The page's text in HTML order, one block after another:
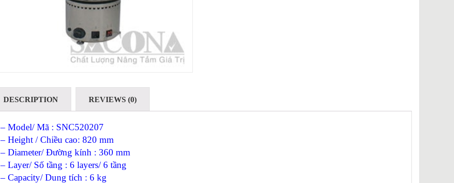
DESCRIPTION REVIEWS (0)
– Model/ Mã : SNC520207
– Height / Chiều cao: 820 mm
– Diameter/ Đường kính : 360 mm
– Layer/ Số tầng : 6 layers/ 6 tầng
– Capacity/ Dung tích : 6 kg